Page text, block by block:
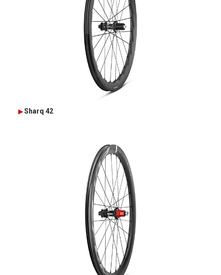
Sharq 42